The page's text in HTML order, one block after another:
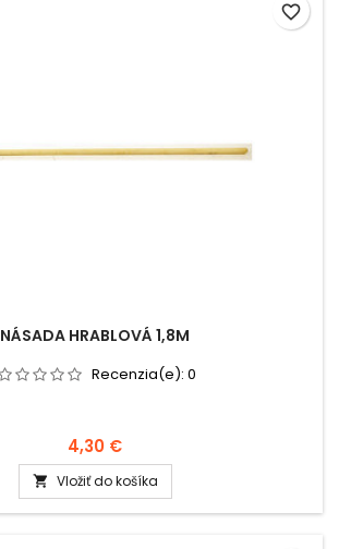
NÁSADA HRABLOVÁ 1,8M
Recenzia(e): 0
4,30 €
 Vložiť do košíka
favorite_border